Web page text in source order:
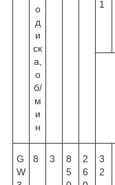
о
д
и
ск
а,
о
б/
м
и
н
1
G
W
8 3
8
5
2
6
3
2